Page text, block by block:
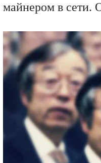
майнером в сети.